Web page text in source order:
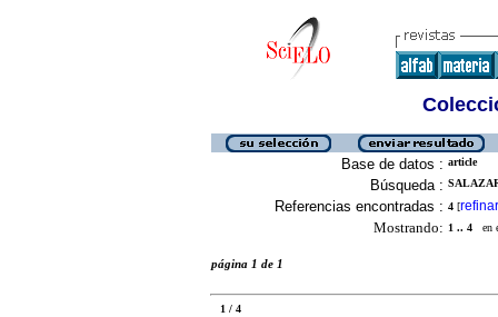
Base de datos : article
Búsqueda :
Referencias encontradas : 4 [refinar
Mostrando: 1 .. 4 en
página 1 de 1
1 / 4